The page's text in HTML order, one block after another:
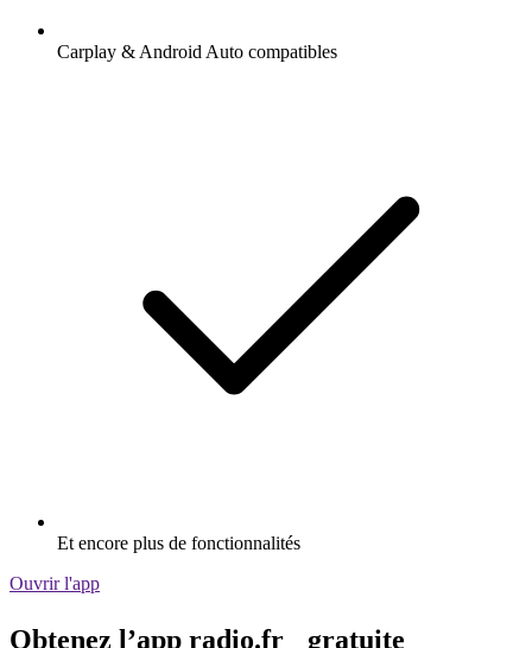
Carplay & Android Auto compatibles
Et encore plus de fonctionnalités
Ouvrir l'app
Obtenez l’app radio.fr gratuite